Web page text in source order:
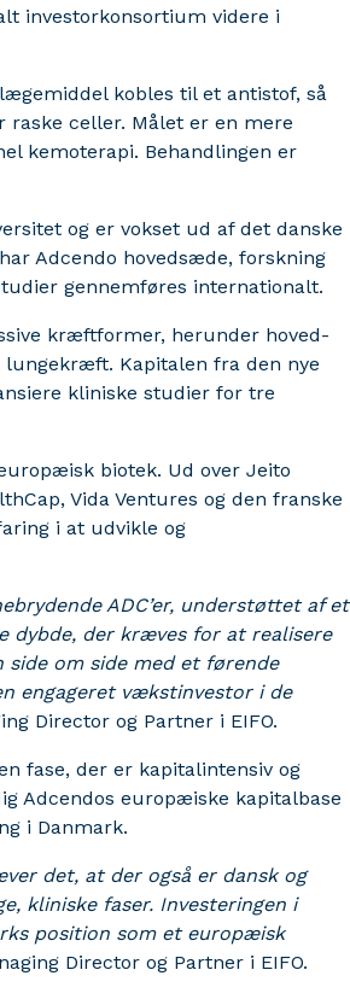
investorkonsortium videre i
kobles til et antistof, så
celler. Målet er en mere
kemoterapi. Behandlingen er
og er vokset ud af det danske
Adcendo hovedsæde, forskning
gennemføres internationalt.
kræftformer, herunder hoved-
Kapitalen fra den nye
kliniske studier for tre
biotek. Ud over Jeito
Vida Ventures og den franske
i at udvikle og
ADC’er, understøttet af et
dybde, der kræves for at realisere
om side med et førende
engageret vækstinvestor i de
Director og Partner i EIFO.
fase, der er kapitalintensiv og
Adcendos europæiske kapitalbase
i Danmark.
det, at der også er dansk og
kliniske faser. Investeringen i
position som et europæisk
Director og Partner i EIFO.